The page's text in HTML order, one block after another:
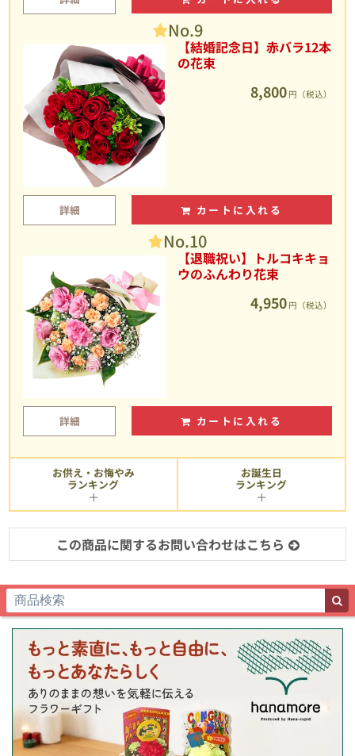
No.9
【結婚記念日】赤バラ12本
の花束
8,800 円（税込）
詳細 カートに入れる
No.10
【退職祝い】トルコキキョ
ウのふんわり花束
4,950 円（税込）
詳細 カートに入れる
お供え・お悔やみ
ランキング
お誕生日
ランキング
この商品に関するお問い合わせはこちら